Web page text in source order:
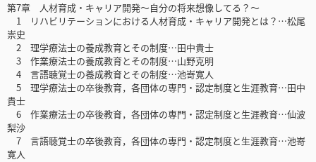
第7章 人材育成・キャリア開発～自分の将来想像してる？～
1 リハビリテーションにおける人材育成・キャリア開発とは？…松尾
崇史
2 理学療法士の養成教育とその制度…田中貴士
3 作業療法士の養成教育とその制度…山野克明
4 言語聴覚士の養成教育とその制度…池嵜寛人
5 理学療法士の卒後教育，各団体の専門・認定制度と生涯教育…田中
貴士
6 作業療法士の卒後教育，各団体の専門・認定制度と生涯教育…仙波
梨沙
7 言語聴覚士の卒後教育，各団体の専門・認定制度と生涯教育…池嵜
寛人